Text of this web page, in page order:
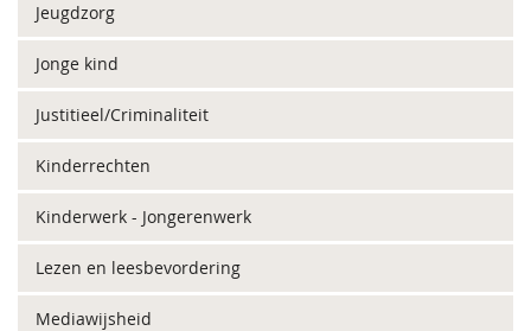
Jeugdzorg
Jonge kind
Justitieel/Criminaliteit
Kinderrechten
Kinderwerk - Jongerenwerk
Lezen en leesbevordering
Mediawijsheid